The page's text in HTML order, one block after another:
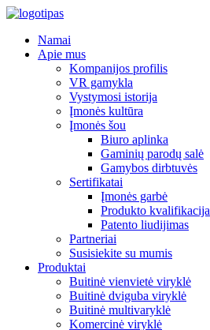
Namai
Apie mus
Kompanijos profilis
VR gamykla
Vystymosi istorija
Įmonės kultūra
Įmonės šou
Biuro aplinka
Gaminių parodų salė
Gamybos dirbtuvės
Sertifikatai
Įmonės garbė
Produkto kvalifikacija
Patento liudijimas
Partneriai
Susisiekite su mumis
Produktai
Buitinė vienvietė viryklė
Buitinė dviguba viryklė
Buitinė multivaryklė
Komercinė viryklė